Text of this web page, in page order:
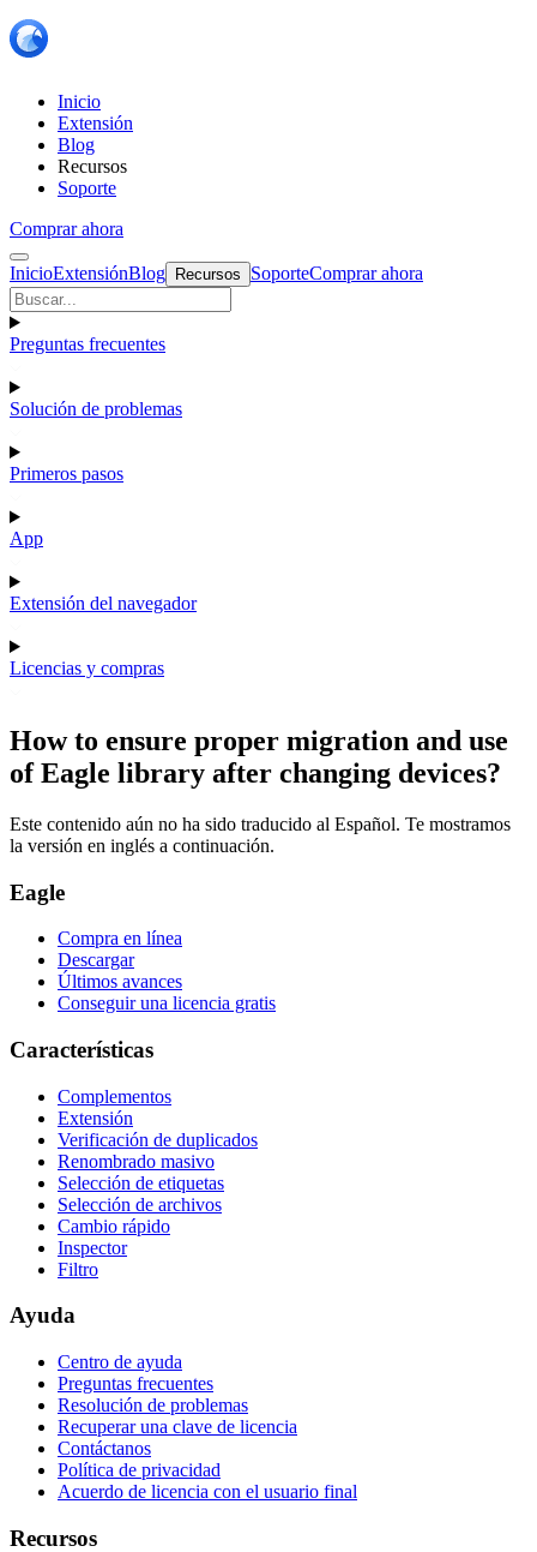
Inicio
Extensión
Blog
Recursos
Soporte
Comprar ahora
InicioExtensiónBlog Recursos SoporteComprar ahora
Preguntas frecuentes
Solución de problemas
Primeros pasos
App
Extensión del navegador
Licencias y compras
How to ensure proper migration and use
of Eagle library after changing devices?
Este contenido aún no ha sido traducido al Español. Te mostramos
la versión en inglés a continuación.
Eagle
Compra en línea
Descargar
Últimos avances
Conseguir una licencia gratis
Características
Complementos
Extensión
Verificación de duplicados
Renombrado masivo
Selección de etiquetas
Selección de archivos
Cambio rápido
Inspector
Filtro
Ayuda
Centro de ayuda
Preguntas frecuentes
Resolución de problemas
Recuperar una clave de licencia
Contáctanos
Política de privacidad
Acuerdo de licencia con el usuario final
Recursos